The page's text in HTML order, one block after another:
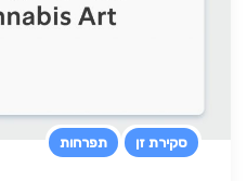
סקירת זן תפרחות